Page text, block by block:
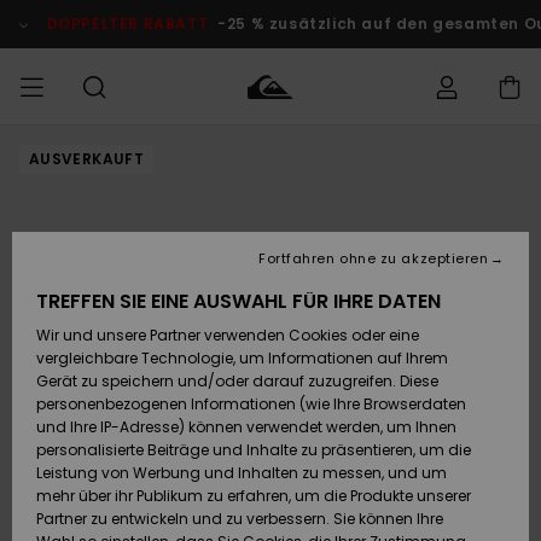
Produktinformation
DOPPELTER RABATT -25 % zusätzlich auf den gesamten
MÄNNER
Accessoires
Schuhe&
Flip-Flops
Surf
Snow
JUNGEN
Accessoires
Schuhe&
Flip-Flops
Surf
Snow
FRAUEN
Brandneu
Highlights
Snow
SURF
Kinder
Highlights
Community
SNOW
Kinder
Snow Shop
Damen
Highlights
DOPPELTER
RABATT
KINDER
Outlet
Frauen
Versand
Retouren
Bezahlung
Geschenkkarte
Quiksilver
AUSVERKAUFT
TREFFEN SIE EINE AUSWAHL FÜR IHRE DATEN
Wir und unsere Partner verwenden Cookies oder eine
vergleichbare Technologie, um Informationen auf Ihrem
Gerät zu speichern und/oder darauf zuzugreifen. Diese
personenbezogenen Informationen (wie Ihre Browserdaten
und Ihre IP-Adresse) können verwendet werden, um Ihnen
personalisierte Beiträge und Inhalte zu präsentieren, um die
Leistung von Werbung und Inhalten zu messen, und um
mehr über ihr Publikum zu erfahren, um die Produkte unserer
Partner zu entwickeln und zu verbessern. Sie können Ihre
Fortfahren ohne zu akzeptieren